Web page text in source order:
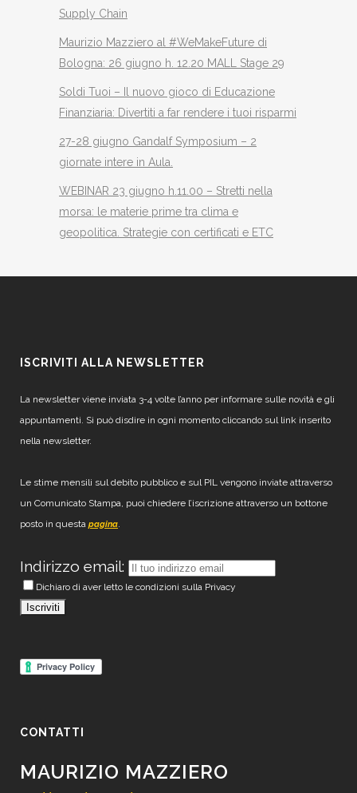
Supply Chain
Maurizio Mazziero al #WeMakeFuture di
Bologna: 26 giugno h. 12.20 MALL Stage 29
Soldi Tuoi – Il nuovo gioco di Educazione
Finanziaria: Divertiti a far rendere i tuoi risparmi
27-28 giugno Gandalf Symposium – 2
giornate intere in Aula.
WEBINAR 23 giugno h.11.00 – Stretti nella
morsa: le materie prime tra clima e
geopolitica. Strategie con certificati e ETC
ISCRIVITI ALLA NEWSLETTER
La newsletter viene inviata 3-4 volte l’anno per informare sulle novità e gli
appuntamenti. Si può disdire in ogni momento cliccando sul link inserito
nella newsletter.
Le stime mensili sul debito pubblico e sul PIL vengono inviate attraverso
un Comunicato Stampa, puoi chiedere l’iscrizione attraverso un bottone
posto in questa pagina.
Indirizzo email:
Dichiaro di aver letto le condizioni sulla Privacy
CONTATTI
MAURIZIO MAZZIERO